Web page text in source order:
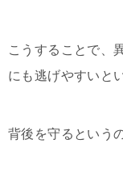
こうすることで、
にも逃げやすいと
背後を守るという